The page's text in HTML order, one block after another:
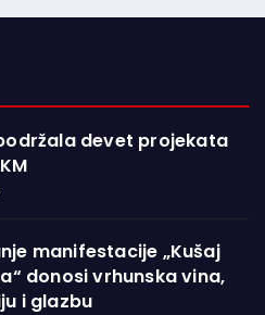
devet projekata
manifestacije „Kušaj
donosi vrhunska vina,
i glazbu